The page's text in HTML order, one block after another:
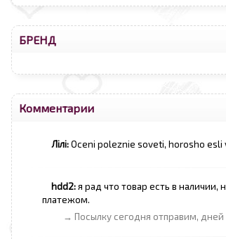
БРЕНД
Комментарии
Лілі:Oceni poleznie soveti, horosho esli
hdd2:я рад что товар есть в
платежом.
→ Посылку сегодня отправим,